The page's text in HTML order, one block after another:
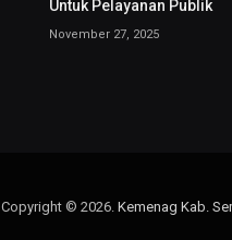
Untuk Pelayanan Publik
November 27, 2025
Copyright © 2026. Kemenag Kab.